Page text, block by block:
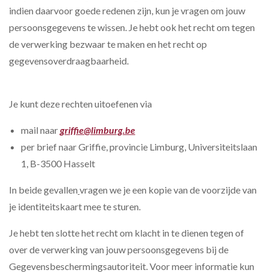
indien daarvoor goede redenen zijn, kun je vragen om jouw
persoonsgegevens te wissen. Je hebt ook het recht om tegen
de verwerking bezwaar te maken en het recht op
gegevensoverdraagbaarheid.
Je kunt deze rechten uitoefenen via
mail naargriffie@limburg.be
per brief naar Griffie, provincie Limburg, Universiteitslaan
1, B-3500 Hasselt
In beide gevallen vragen we je een kopie van de voorzijde van
je identiteitskaart mee te sturen.
Je hebt ten slotte het recht om klacht in te dienen tegen of
over de verwerking van jouw persoonsgegevens bij de
Gegevensbeschermingsautoriteit. Voor meer informatie kun